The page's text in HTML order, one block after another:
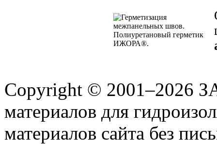
Copyright © 2001–2026
материалов для
материалов сайта без